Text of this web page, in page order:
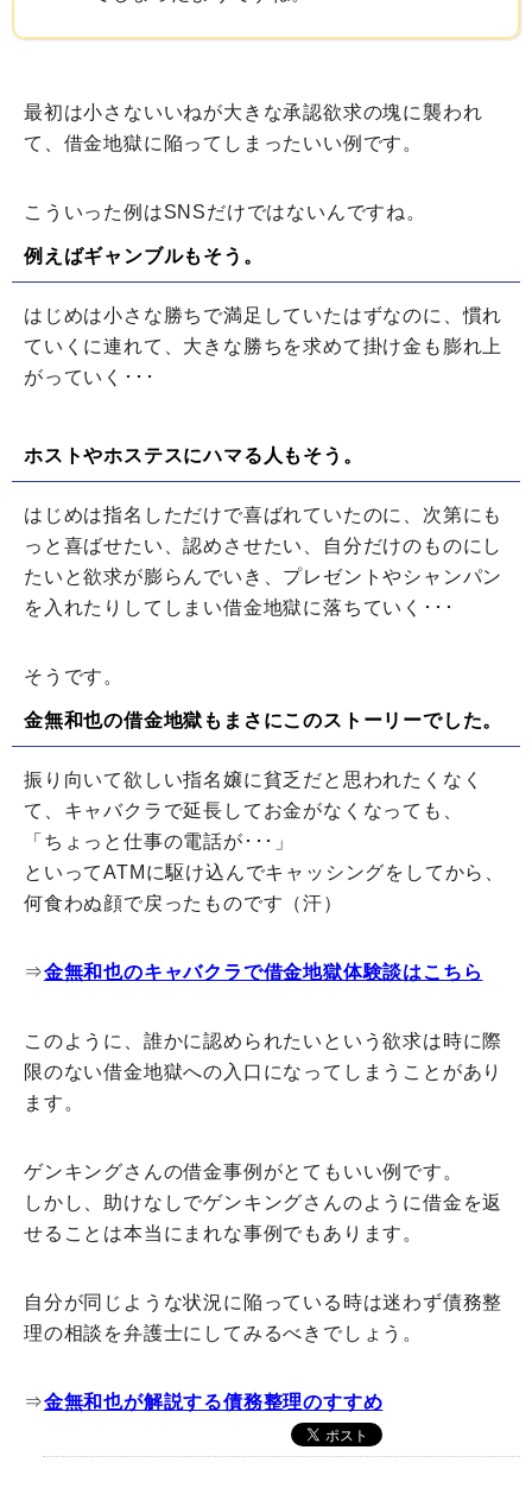
最初は小さないいねが大きな承認欲求の塊に襲われ
て、借金地獄に陥ってしまったいい例です。
こういった例はSNSだけではないんですね。
例えばギャンブルもそう。
はじめは小さな勝ちで満足していたはずなのに、慣れ
ていくに連れて、大きな勝ちを求めて掛け金も膨れ上
がっていく･･･
ホストやホステスにハマる人もそう。
はじめは指名しただけで喜ばれていたのに、次第にも
っと喜ばせたい、認めさせたい、自分だけのものにし
たいと欲求が膨らんでいき、プレゼントやシャンパン
を入れたりしてしまい借金地獄に落ちていく･･･
そうです。
金無和也の借金地獄もまさにこのストーリーでした。
振り向いて欲しい指名嬢に貧乏だと思われたくなく
て、キャバクラで延長してお金がなくなっても、
「ちょっと仕事の電話が･･･」
といってATMに駆け込んでキャッシングをしてから、
何食わぬ顔で戻ったものです（汗）
⇒金無和也のキャバクラで借金地獄体験談はこちら
このように、誰かに認められたいという欲求は時に際
限のない借金地獄への入口になってしまうことがあり
ます。
ゲンキングさんの借金事例がとてもいい例です。
しかし、助けなしでゲンキングさんのように借金を返
せることは本当にまれな事例でもあります。
自分が同じような状況に陥っている時は迷わず債務整
理の相談を弁護士にしてみるべきでしょう。
⇒金無和也が解説する債務整理のすすめ